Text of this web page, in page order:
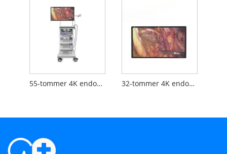
55-tommer 4K endoskopisk skærm 32-tommer 4K endoskopisk skærm